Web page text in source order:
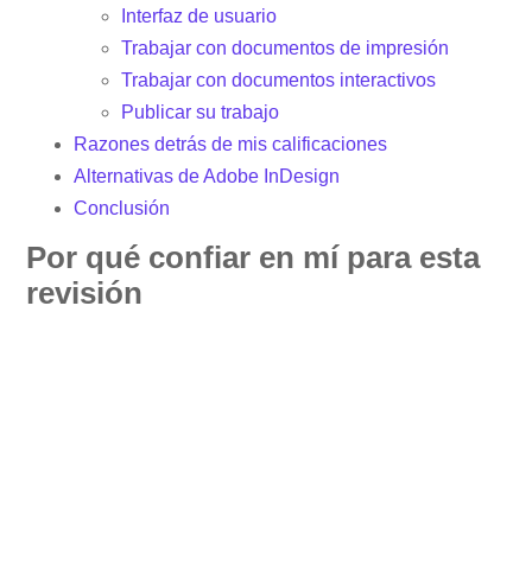
Interfaz de usuario
Trabajar con documentos de impresión
Trabajar con documentos interactivos
Publicar su trabajo
Razones detrás de mis calificaciones
Alternativas de Adobe InDesign
Conclusión
Por qué confiar en mí para esta
revisión